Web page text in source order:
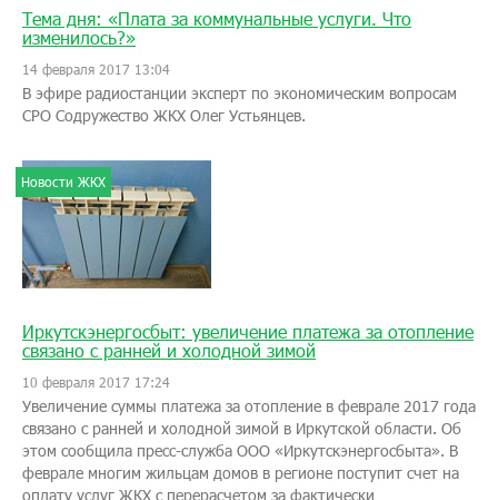
Тема дня: «Плата за коммунальные услуги. Что
изменилось?»
14 февраля 2017 13:04
В эфире радиостанции эксперт по экономическим вопросам
СРО Содружество ЖКХ Олег Устьянцев.
Новости ЖКХ
Иркутскэнергосбыт: увеличение платежа за отопление
связано с ранней и холодной зимой
10 февраля 2017 17:24
Увеличение суммы платежа за отопление в феврале 2017 года
связано с ранней и холодной зимой в Иркутской области. Об
этом сообщила пресс-служба ООО «Иркутскэнергосбыта». В
феврале многим жильцам домов в регионе поступит счет на
оплату услуг ЖКХ с перерасчетом за фактически